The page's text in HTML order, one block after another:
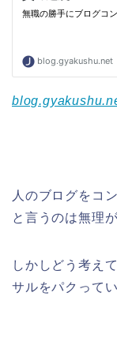
人のブログをコ
と言うのは無理
しかしどう考え
サルをパクって